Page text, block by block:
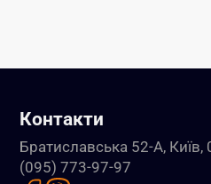
Контакти
Братиславська 52-А, Київ,
(095) 773-97-97